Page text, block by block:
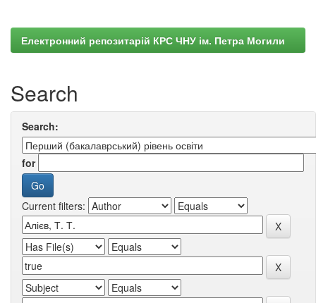
Електронний репозитарій КРС ЧНУ ім. Петра Могили
Search
Search:
for
Current filters: